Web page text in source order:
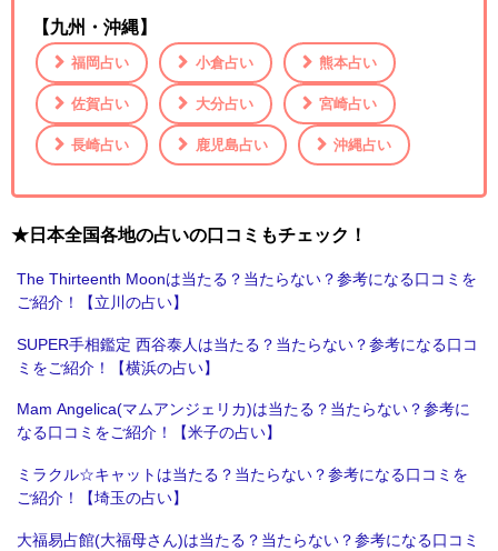
【九州・沖縄】
福岡占い 小倉占い 熊本占い
佐賀占い 大分占い 宮崎占い
長崎占い 鹿児島占い 沖縄占い
★日本全国各地の占いの口コミもチェック！
The Thirteenth Moonは当たる？当たらない？参考になる口コミを
ご紹介！【立川の占い】
SUPER手相鑑定 西谷泰人は当たる？当たらない？参考になる口コ
ミをご紹介！【横浜の占い】
Mam Angelica(マムアンジェリカ)は当たる？当たらない？参考に
なる口コミをご紹介！【米子の占い】
ミラクル☆キャットは当たる？当たらない？参考になる口コミを
ご紹介！【埼玉の占い】
大福易占館(大福母さん)は当たる？当たらない？参考になる口コミ